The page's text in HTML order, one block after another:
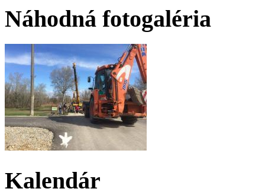
Náhodná fotogaléria
Kalendár